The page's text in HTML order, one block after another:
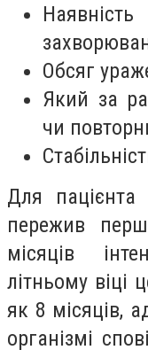
Обсяг
Який за
чи
Для
пережив
місяців
літньому віці
як 8 місяців,
організмі